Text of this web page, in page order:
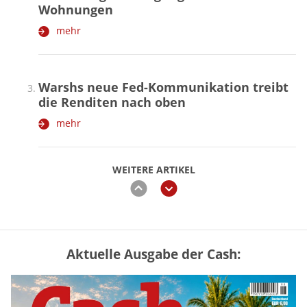
WEITERE ARTIKEL
zurückweiter
Wohnungen
mehr
Warshs neue Fed-Kommunikation treibt
die Renditen nach oben
mehr
Vermieter-Zutritt: Wann Mieter
die Wohnung öffnen müssen
mehr
Aktuelle Ausgabe der Cash: